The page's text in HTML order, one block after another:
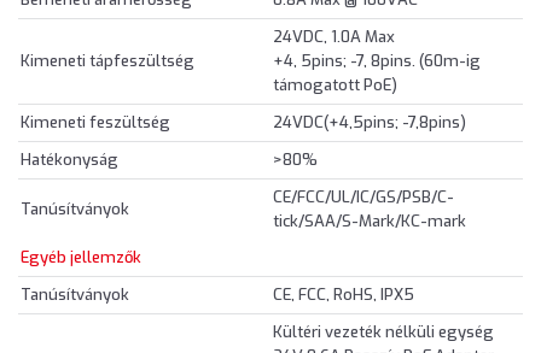
Kimeneti tápfeszültség
24VDC, 1.0A Max
+4, 5pins; -7, 8pins. (60m-ig
támogatott PoE)
Kimeneti feszültség
24VDC(+4,5pins; -7,8pins)
Hatékonyság
>80%
Tanúsítványok
CE/FCC/UL/IC/GS/PSB/C-
tick/SAA/S-Mark/KC-mark
Egyéb jellemzők
Tanúsítványok
CE, FCC, RoHS, IPX5
Kültéri vezeték nélküli egység